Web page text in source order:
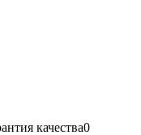
качества0